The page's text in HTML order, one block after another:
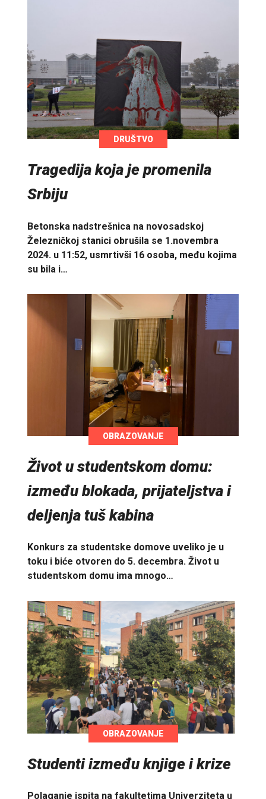
DRUŠTVO
Tragedija koja je promenila
Srbiju
Betonska nadstrešnica na novosadskoj
Železničkoj stanici obrušila se 1.novembra
2024. u 11:52, usmrtivši 16 osoba, među kojima
su bila i…
OBRAZOVANJE
Život u studentskom domu:
između blokada, prijateljstva i
deljenja tuš kabina
Konkurs za studentske domove uveliko je u
toku i biće otvoren do 5. decembra. Život u
studentskom domu ima mnogo…
OBRAZOVANJE
Studenti između knjige i krize
Polaganje ispita na fakultetima Univerziteta u